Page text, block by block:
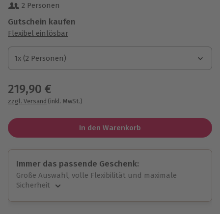
2 Personen
Gutschein kaufen
Flexibel einlösbar
1x (2 Personen)
1x (2 Personen)
1x (2 Personen)
219,90 €
zzgl. Versand (inkl. MwSt.)
In den Warenkorb
Immer das passende Geschenk:
Große Auswahl, volle Flexibilität und maximale
Sicherheit